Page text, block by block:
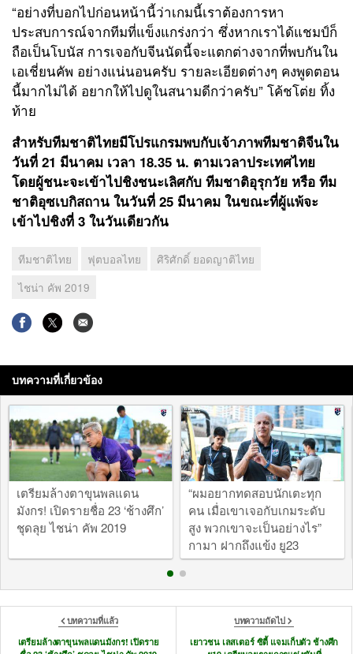
“อย่างที่บอกไปก่อนหน้านี้ว่าเกมนี้เราต้องการหา
ประสบการณ์จากทีมที่แข็งแกร่งกว่า ซึ่งหากเราได้แชมป์ก็
ถือเป็นโบนัส การเจอกับจีนนัดนี้จะแตกต่างจากที่พบกันใน
เอเชี่ยนคัพ อย่างแน่นอนครับ รายละเอียดต่างๆ คงพูดตอน
นี้มากไม่ได้ อยากให้ไปดูในสนามดีกว่าครับ” โค้ชโต่ย ทิ้ง
ท้าย
สำหรับทีมชาติไทยมีโปรแกรมพบกับเจ้าภาพทีมชาติจีนใน
วันที่ 21 มีนาคม เวลา 18.35 น. ตามเวลาประเทศไทย
โดยผู้ชนะจะเข้าไปชิงชนะเลิศกับ ทีมชาติอุรุกวัย หรือ ทีม
ชาติอุซเบกิสถาน ในวันที่ 25 มีนาคม ในขณะที่ผู้แพ้จะ
เข้าไปชิงที่ 3 ในวันเดียวกัน
ทีมชาติไทย ฟุตบอลไทย
ศิริศักดิ์ ยอดญาติไทย
ไชน่า คัพ 2019
บทความที่เกี่ยวข้อง
เตรียมล้างตาขุนพลแดน
มังกร! เปิดรายชื่อ 23 ‘ช้างศึก’
ชุดลุย ไชน่า คัพ 2019
“ผมอยากทดสอบนักเตะทุก
คน เมื่อเขาเจอกับเกมระดับ
สูง พวกเขาจะเป็นอย่างไร”
กามา ฝากถึงแข้ง ยู23
บทความที่แล้ว
เตรียมล้างตาขุนพลแดนมังกร! เปิดราย
บทความถัดไป
เยาวชน เลสเตอร์ ซิตี้ แจมเก็บตัว ช้างศึก